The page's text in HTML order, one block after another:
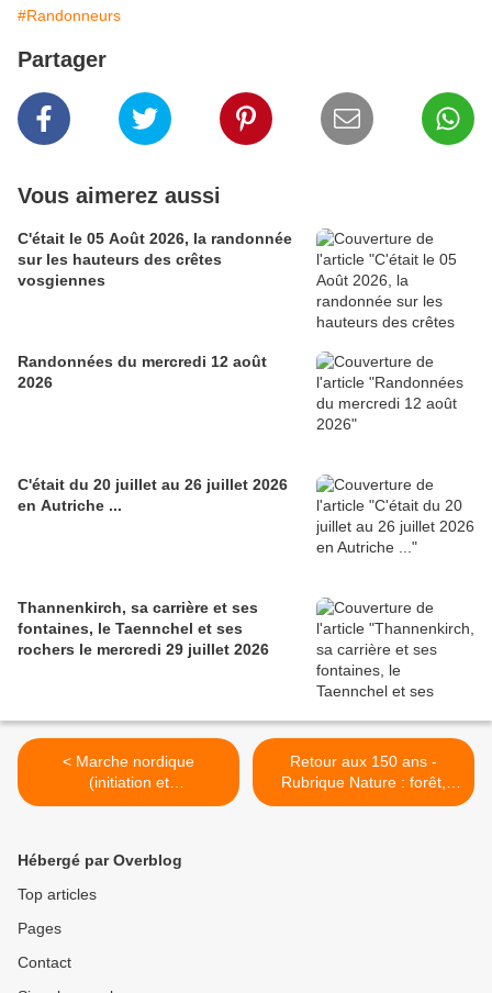
#Randonneurs
Partager
Vous aimerez aussi
C'était le 05 Août 2026, la randonnée
sur les hauteurs des crêtes
vosgiennes
Randonnées du mercredi 12 août
2026
C'était du 20 juillet au 26 juillet 2026
en Autriche ...
Thannenkirch, sa carrière et ses
fontaines, le Taennchel et ses
rochers le mercredi 29 juillet 2026
< Marche nordique
(initiation et
perfectionnement), lundi 31
Retour aux 150 ans -
Rubrique Nature : forêt,
environnement, porte
Hébergé par Overblog
Top articles
Pages
Contact